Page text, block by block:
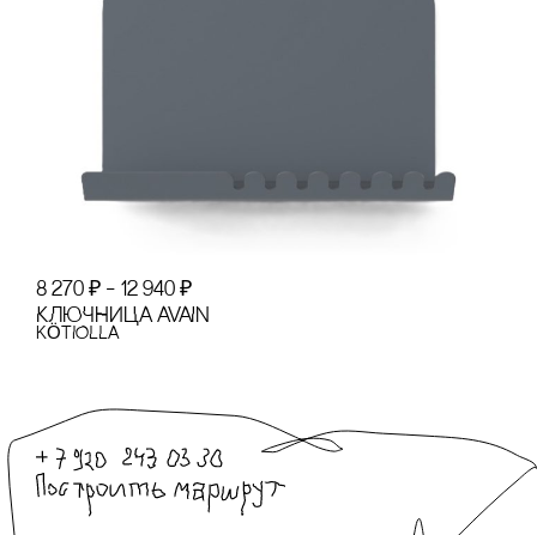
8 270 ₽ – 12 940 ₽
КЛЮЧНИЦА AVAIN
KÖTIOLLA